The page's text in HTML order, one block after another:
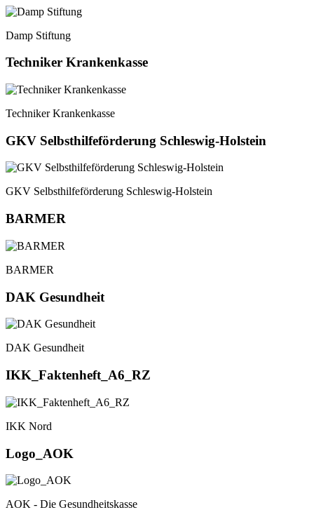
Damp Stiftung
Techniker Krankenkasse
Techniker Krankenkasse
GKV Selbsthilfeförderung Schleswig-Holstein
GKV Selbsthilfeförderung Schleswig-Holstein
BARMER
BARMER
DAK Gesundheit
DAK Gesundheit
IKK_Faktenheft_A6_RZ
IKK Nord
Logo_AOK
AOK - Die Gesundheitskasse